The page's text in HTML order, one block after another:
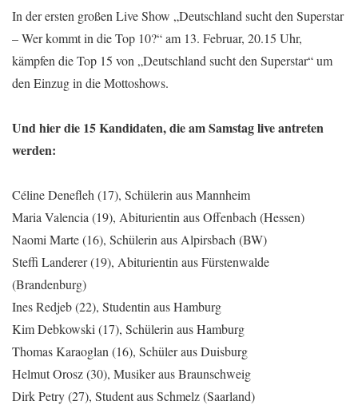
In der ersten großen Live Show „Deutschland sucht den Superstar
– Wer kommt in die Top 10?“ am 13. Februar, 20.15 Uhr,
kämpfen die Top 15 von „Deutschland sucht den Superstar“ um
den Einzug in die Mottoshows.
Und hier die 15 Kandidaten, die am Samstag live antreten
werden:
Céline Denefleh (17), Schülerin aus Mannheim
Maria Valencia (19), Abiturientin aus Offenbach (Hessen)
Naomi Marte (16), Schülerin aus Alpirsbach (BW)
Steffi Landerer (19), Abiturientin aus Fürstenwalde
(Brandenburg)
Ines Redjeb (22), Studentin aus Hamburg
Kim Debkowski (17), Schülerin aus Hamburg
Thomas Karaoglan (16), Schüler aus Duisburg
Helmut Orosz (30), Musiker aus Braunschweig
Dirk Petry (27), Student aus Schmelz (Saarland)